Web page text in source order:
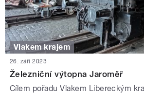
Vlakem krajem
26. září 2023
Železniční výtopna Jaroměř
Cílem pořadu Vlakem Libereckým